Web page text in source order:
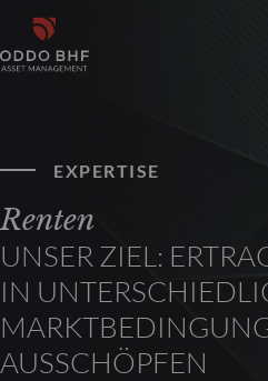
EXPERTISE
Renten
UNSER ZIEL:
IN
AUSSCHÖPFEN